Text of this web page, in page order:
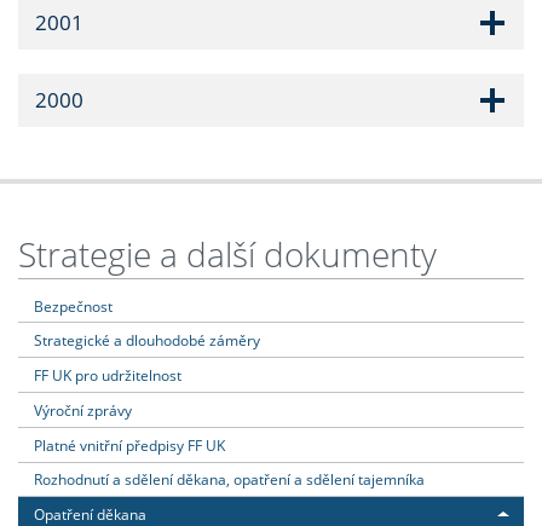
2001
2000
Strategie a další dokumenty
Bezpečnost
Strategické a dlouhodobé záměry
FF UK pro udržitelnost
Výroční zprávy
Platné vnitřní předpisy FF UK
Rozhodnutí a sdělení děkana, opatření a sdělení tajemníka
Opatření děkana